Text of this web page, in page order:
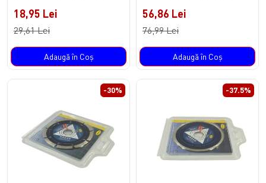
18,95 Lei
29,61 Lei
Adaugă în Coş
56,86 Lei
76,99 Lei
Adaugă în Coş
-30% -37.5%